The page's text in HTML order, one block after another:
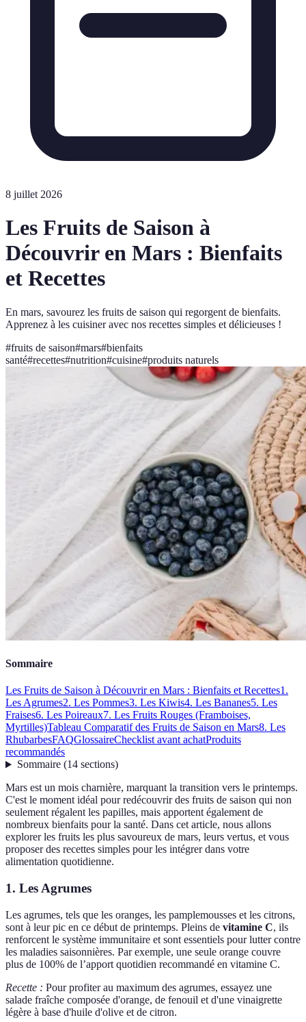
8 juillet 2026
Les Fruits de Saison à
Découvrir en Mars : Bienfaits
et Recettes
En mars, savourez les fruits de saison qui regorgent de bienfaits.
Apprenez à les cuisiner avec nos recettes simples et délicieuses !
#fruits de saison#mars#bienfaits
santé#recettes#nutrition#cuisine#produits naturels
Sommaire
Les Fruits de Saison à Découvrir en Mars : Bienfaits et Recettes1.
Les Agrumes2. Les Pommes3. Les Kiwis4. Les Bananes5. Les
Fraises6. Les Poireaux7. Les Fruits Rouges (Framboises,
Myrtilles)Tableau Comparatif des Fruits de Saison en Mars8. Les
RhubarbesFAQGlossaireChecklist avant achatProduits
recommandés
Sommaire(14 sections)
Mars est un mois charnière, marquant la transition vers le printemps.
C'est le moment idéal pour redécouvrir des fruits de saison qui non
seulement régalent les papilles, mais apportent également de
nombreux bienfaits pour la santé. Dans cet article, nous allons
explorer les fruits les plus savoureux de mars, leurs vertus, et vous
proposer des recettes simples pour les intégrer dans votre
alimentation quotidienne.
1. Les Agrumes
Les agrumes, tels que les oranges, les pamplemousses et les citrons,
sont à leur pic en ce début de printemps. Pleins de vitamine C, ils
renforcent le système immunitaire et sont essentiels pour lutter contre
les maladies saisonnières. Par exemple, une seule orange couvre
plus de 100% de l’apport quotidien recommandé en vitamine C.
Recette : Pour profiter au maximum des agrumes, essayez une
salade fraîche composée d'orange, de fenouil et d'une vinaigrette
légère à base d'huile d'olive et de citron.